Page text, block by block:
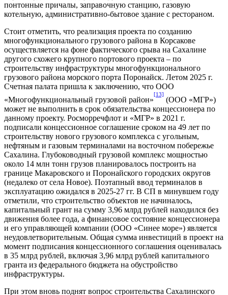
понтонные причалы, заправочную станцию, газовую
котельную, административно-бытовое здание с рестораном.
Стоит отметить, что реализация проекта по созданию
многофункционального грузового района в Корсакове
осуществляется на фоне фактического срыва на Сахалине
другого схожего крупного портового проекта – по
строительству инфраструктуры многофункционального
грузового района морского порта Поронайск. Летом 2025 г.
Счетная палата пришла к заключению, что ООО
«Многофункциональный грузовой район»
[13]
(ООО «МГР»)
может не выполнить в срок обязательства концессионера по
данному проекту. Росморречфлот и «МГР» в 2021 г.
подписали концессионное соглашение сроком на 49 лет по
строительству нового грузового комплекса с угольным,
нефтяным и газовым терминалами на восточном побережье
Сахалина. Глубоководный грузовой комплекс мощностью
около 14 млн тонн грузов планировалось построить на
границе Макаровского и Поронайского городских округов
(недалеко от села Новое). Поэтапный ввод терминалов в
эксплуатацию ожидался в 2025-27 гг. В СП в минувшем году
отметили, что строительство объектов не начиналось,
капитальный грант на сумму 3,96 млрд рублей находился без
движения более года, а финансовое состояние концессионера
и его управляющей компании (ООО «Синее море») является
неудовлетворительным. Общая сумма инвестиций в проект на
момент подписания концессионного соглашения оценивалась
в 35 млрд рублей, включая 3,96 млрд рублей капитального
гранта из федерального бюджета на обустройство
инфраструктуры.
При этом вновь поднят вопрос строительства Сахалинского